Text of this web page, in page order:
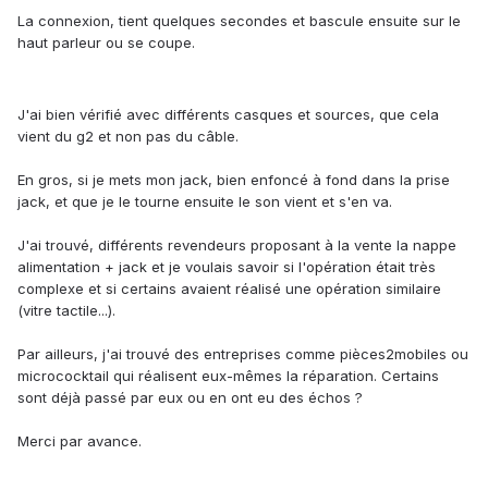
La connexion, tient quelques secondes et bascule ensuite sur le
haut parleur ou se coupe.
J'ai bien vérifié avec différents casques et sources, que cela
vient du g2 et non pas du câble.
En gros, si je mets mon jack, bien enfoncé à fond dans la prise
jack, et que je le tourne ensuite le son vient et s'en va.
J'ai trouvé, différents revendeurs proposant à la vente la nappe
alimentation + jack et je voulais savoir si l'opération était très
complexe et si certains avaient réalisé une opération similaire
(vitre tactile...).
Par ailleurs, j'ai trouvé des entreprises comme pièces2mobiles ou
micrococktail qui réalisent eux-mêmes la réparation. Certains
sont déjà passé par eux ou en ont eu des échos ?
Merci par avance.